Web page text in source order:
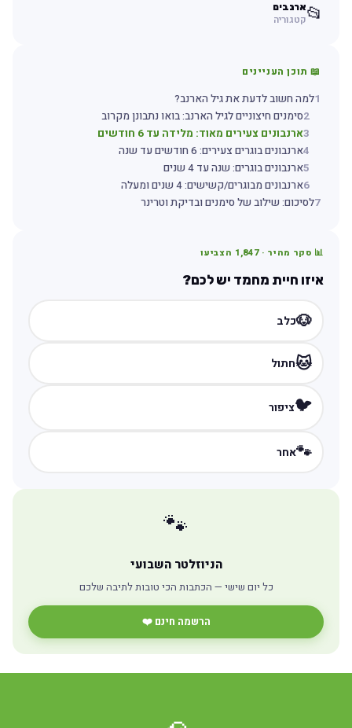
📂ארנבים
קטגוריה
📖 תוכן העניינים
למה חשוב לדעת את גיל הארנב?
2סימנים חיצוניים לגיל הארנב: בואו נתבונן מקרוב
ארנבונים צעירים מאוד: מלידה עד 6 חודשים
ארנבונים בוגרים צעירים: 6 חודשים עד שנה
ארנבונים בוגרים: שנה עד 4 שנים
6ארנבונים מבוגרים/קשישים: 4 שנים ומעלה
7לסיכום: שילוב של סימנים ובדיקת וטרינר
📊 סקר מהיר · 1,847הצביעו
איזו חיית מחמד יש לכם?
🐶כלב
🐱חתול
🐦ציפור
🐾אחר
🐾
הניוזלטר השבועי
כל יום שישי — הכתבות הכי טובות לתיבה שלכם
הרשמה חינם ❤️